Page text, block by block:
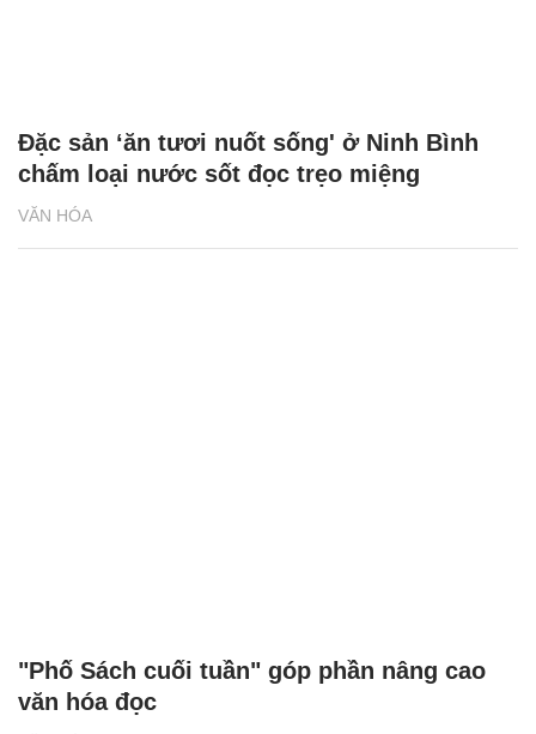
VĂN HÓA
Đặc sản ‘ăn tươi nuốt sống' ở Ninh Bình
chấm loại nước sốt đọc trẹo miệng
"Phố Sách cuối tuần" góp phần nâng cao
văn hóa đọc